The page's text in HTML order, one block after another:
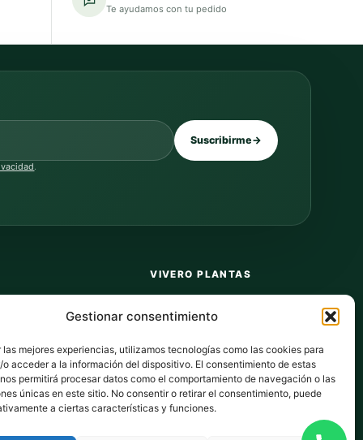
Gestionar consentimiento
las mejores experiencias, utilizamos tecnologías como las cookies para
o acceder a la información del dispositivo. El consentimiento de estas
permitirá procesar datos como el comportamiento de navegación o las
únicas en este sitio. No consentir o retirar el consentimiento, puede
a ciertas características y funciones.
Te ayudamos con tu pedido
Suscribirme→
.
VIVERO PLANTAS
Privacidad
Cookies